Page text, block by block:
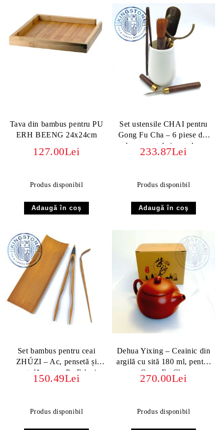
Tava din bambus pentru PU
ERH BEENG 24x24cm
127.00Lei
Produs disponibil
Set ustensile CHAI pentru
Gong Fu Cha – 6 piese din
lemn, metal și porțelan
233.87Lei
Produs disponibil
Set bambus pentru ceai
ZHÚZI – Ac, pensetă și
spatulă pentru Pu Erh și
Gong Fu Cha
150.49Lei
Produs disponibil
Dehua Yixing – Ceainic din
argilă cu sită 180 ml, pentru
Gong Fu Cha
270.00Lei
Produs disponibil